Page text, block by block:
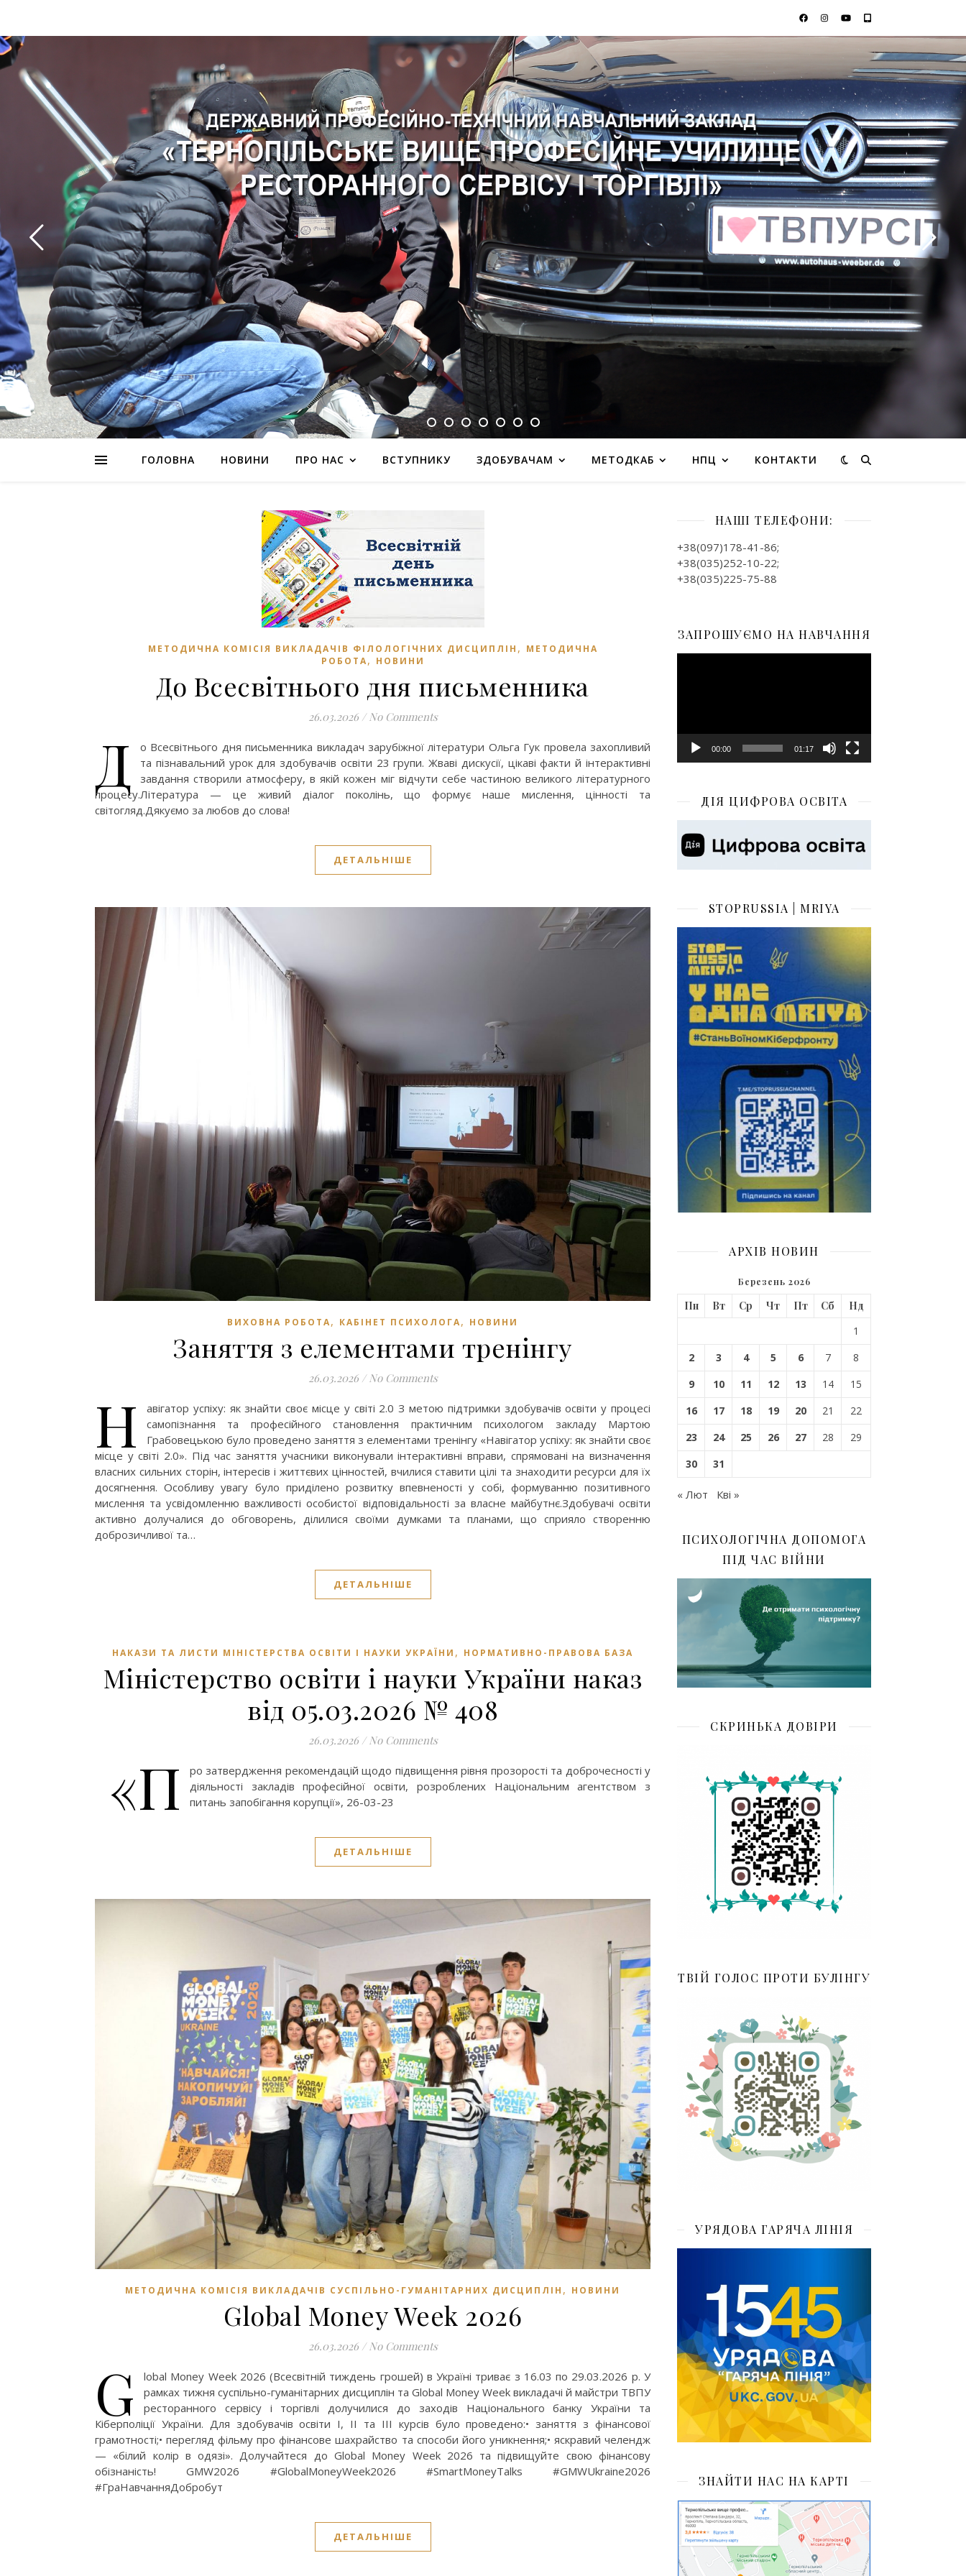
ГОЛОВНА НОВИНИ ПРО НАС ВСТУПНИКУ ЗДОБУВАЧАМ МЕТОДКАБ НПЦ КОНТАКТИ
МЕТОДИЧНА КОМІСІЯ ВИКЛАДАЧІВ ФІЛОЛОГІЧНИХ ДИСЦИПЛІН , МЕТОДИЧНА
РОБОТА, НОВИНИ
До Всесвітнього дня письменника
26.03.2026 / No Comments
Д
о Всесвітнього дня письменника викладач зарубіжної літератури Ольга Гук провела захопливий
та пізнавальний урок для здобувачів освіти 23 групи. Жваві дискусії, цікаві факти й інтерактивні
завдання створили атмосферу, в якій кожен міг відчути себе частиною великого літературного
процесу.Література — це живий діалог поколінь, що формує наше мислення, цінності та
світогляд.Дякуємо за любов до слова!
ДЕТАЛЬНІШЕ
ВИХОВНА РОБОТА, КАБІНЕТ ПСИХОЛОГА, НОВИНИ
Заняття з елементами тренінгу
26.03.2026 / No Comments
Н
авігатор успіху: як знайти своє місце у світі 2.0 З метою підтримки здобувачів освіти у процесі
самопізнання та професійного становлення практичним психологом закладу Мартою
Грабовецькою було проведено заняття з елементами тренінгу «Навігатор успіху: як знайти своє
місце у світі 2.0». Під час заняття учасники виконували інтерактивні вправи, спрямовані на визначення
власних сильних сторін, інтересів і життєвих цінностей, вчилися ставити цілі та знаходити ресурси для їх
досягнення. Особливу увагу було приділено розвитку впевненості у собі, формуванню позитивного
мислення та усвідомленню важливості особистої відповідальності за власне майбутнє.Здобувачі освіти
активно долучалися до обговорень, ділилися своїми думками та планами, що сприяло створенню
доброзичливої та…
ДЕТАЛЬНІШЕ
НАКАЗИ ТА ЛИСТИ МІНІСТЕРСТВА ОСВІТИ І НАУКИ УКРАЇНИ , НОРМАТИВНО-ПРАВОВА БАЗА
Міністерство освіти і науки України наказ
від 05.03.2026 № 408
26.03.2026 / No Comments
«П
ро затвердження рекомендацій щодо підвищення рівня прозорості та доброчесності у
діяльності закладів професійної освіти, розроблених Національним агентством з
питань запобігання корупції», 26-03-23
ДЕТАЛЬНІШЕ
МЕТОДИЧНА КОМІСІЯ ВИКЛАДАЧІВ СУСПІЛЬНО-ГУМАНІТАРНИХ ДИСЦИПЛІН , НОВИНИ
Global Money Week 2026
26.03.2026 / No Comments
G
lobal Money Week 2026 (Всесвітній тиждень грошей) в Україні триває з 16.03 по 29.03.2026 р. У
рамках тижня суспільно-гуманітарних дисциплін та Global Money Week викладачі й майстри ТВПУ
ресторанного сервісу і торгівлі долучилися до заходів Національного банку України та
Кіберполіції України. Для здобувачів освіти І, ІІ та ІІІ курсів було проведено:• заняття з фінансової
грамотності;• перегляд фільму про фінансове шахрайство та способи його уникнення;• яскравий челендж
— «білий колір в одязі». Долучайтеся до Global Money Week 2026 та підвищуйте свою фінансову
обізнаність! GMW2026 #GlobalMoneyWeek2026 #SmartMoneyTalks #GMWUkraine2026
#ГраНавчанняДобробут
ДЕТАЛЬНІШЕ
НАШІ ТЕЛЕФОНИ:
+38(097)178-41-86;
+38(035)252-10-22;
+38(035)225-75-88
ЗАПРОШУЄМО НА НАВЧАННЯ
00:00 01:17
ДІЯ ЦИФРОВА ОСВІТА
STOPRUSSIA | MRIYA
АРХІВ НОВИН
Березень 2026
Пн Вт Ср Чт Пт Сб
Нд
1
2
3 4 5 6 7
8
9
10 11 12 13 14
15
16
17 18 19 20 21
22
23
24 25 26 27 28
29
30
31
« Лют Кві »
ПСИХОЛОГІЧНА ДОПОМОГА
ПІД ЧАС ВІЙНИ
СКРИНЬКА ДОВІРИ
ТВІЙ ГОЛОС ПРОТИ БУЛІНГУ
УРЯДОВА ГАРЯЧА ЛІНІЯ
ЗНАЙТИ НАС НА КАРТІ